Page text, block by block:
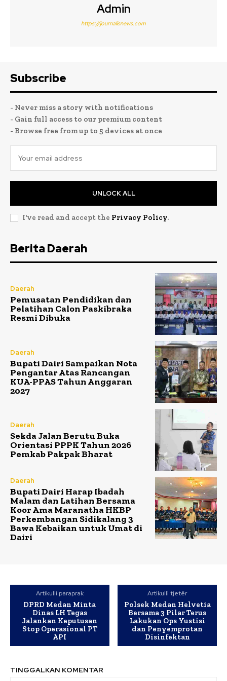
Admin
https://journalisnews.com
Subscribe
- Never miss a story with notifications
- Gain full access to our premium content
- Browse free from up to 5 devices at once
UNLOCK ALL
I've read and accept the Privacy Policy.
Berita Daerah
Daerah
Pemusatan Pendidikan dan
Pelatihan Calon Paskibraka
Resmi Dibuka
Daerah
Bupati Dairi Sampaikan Nota
Pengantar Atas Rancangan
KUA-PPAS Tahun Anggaran
2027
Daerah
Sekda Jalan Berutu Buka
Orientasi PPPK Tahun 2026
Pemkab Pakpak Bharat
Daerah
Bupati Dairi Harap Ibadah
Malam dan Latihan Bersama
Koor Ama Maranatha HKBP
Perkembangan Sidikalang 3
Bawa Kebaikan untuk Umat di
Dairi
Artikulli paraprak
DPRD Medan Minta
Dinas LH Tegas
Jalankan Keputusan
Stop Operasional PT
API
Artikulli tjetër
Polsek Medan Helvetia
Bersama 3 Pilar Terus
Lakukan Ops Yustisi
dan Penyemprotan
Disinfektan
TINGGALKAN KOMENTAR